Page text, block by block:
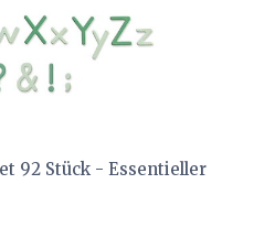
92 Stück - Essentieller